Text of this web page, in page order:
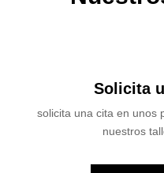
Solicita
solicita una cita en unos
nuestros